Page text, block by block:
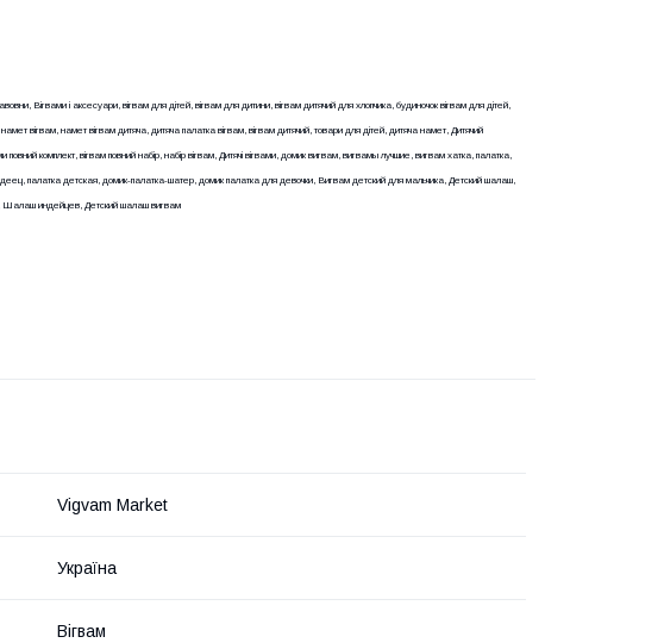
Вігвами і аксесуари, вігвам для дітей, вігвам для дитини, вігвам дитячий для хлопчика, будиночок вігвам для дітей,
вігвам, намет вігвам дитяча, дитяча палатка вігвам, вігвам дитячий, товари для дітей, дитяча намет, Дитячий
повний комплект, вігвам повний набір, набір вігвам, Дитячі вігвами, домик вигвам, вигвамы лучшие, вигвам хатка, палатка,
палатка детская, домик-палатка-шатер, домик палатка для девочки, Вигвам детский для мальчика, Детский шалаш,
Шалаш индейцев, Детский шалаш вигвам
Vigvam Market
Україна
Вігвам